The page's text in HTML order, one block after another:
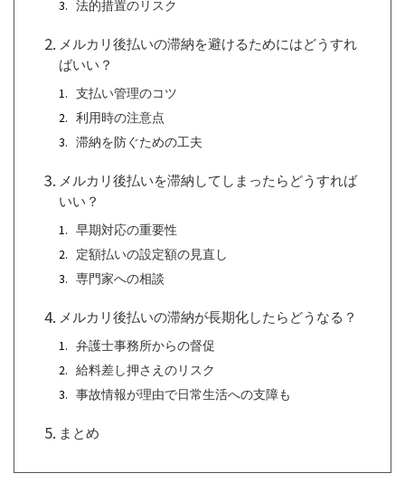
法的措置のリスク
メルカリ後払いの滞納を避けるためにはどうすれ
ばいい？
支払い管理のコツ
利用時の注意点
滞納を防ぐための工夫
メルカリ後払いを滞納してしまったらどうすれば
いい？
早期対応の重要性
定額払いの設定額の見直し
専門家への相談
メルカリ後払いの滞納が長期化したらどうなる？
弁護士事務所からの督促
給料差し押さえのリスク
事故情報が理由で日常生活への支障も
まとめ